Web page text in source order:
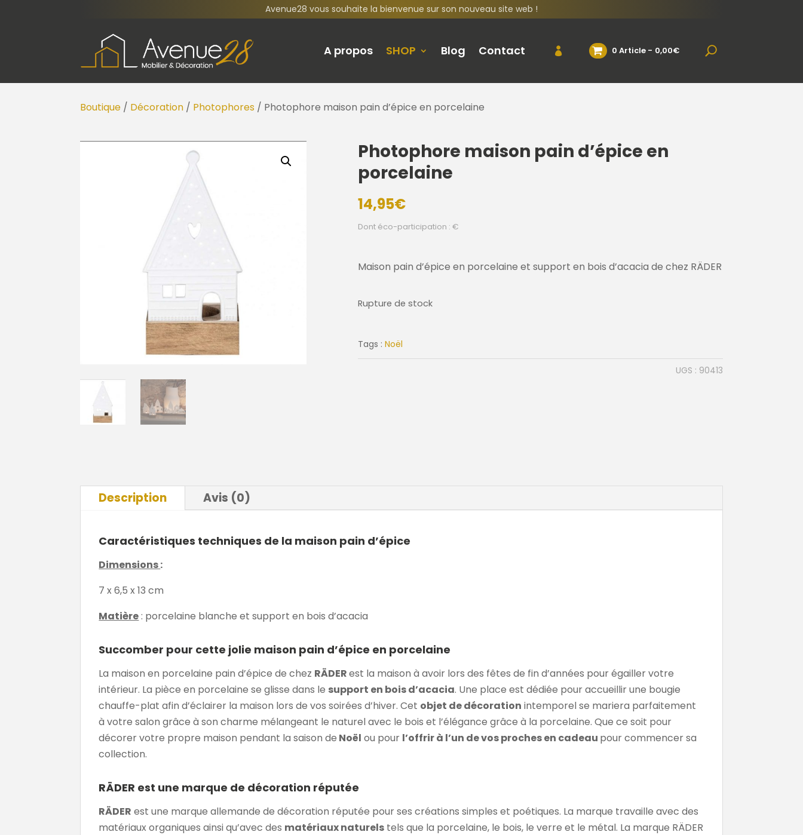
Avenue28 vous souhaite la bienvenue sur son nouveau site web !
A propos SHOP Blog Contact 0 Article 0,00€
Boutique / Décoration / Photophores / Photophore maison pain d’épice en porcelaine
Photophore maison pain d’épice en
porcelaine
14,95€
Dont éco-participation : €
Maison pain d’épice en porcelaine et support en bois d’acacia de chez RÄDER
Rupture de stock
Tags : Noël
UGS : 90413
Description Avis (0)
Caractéristiques techniques de la maison pain d’épice
Dimensions:
7 x 6,5 x 13 cm
Matière: porcelaine blanche et support en bois d’acacia
Succomber pour cette jolie maison pain d’épice en porcelaine
La maison en porcelaine pain d’épice de chez RÄDERest la maison à avoir lors des fêtes de fin d’années pour égailler votre
intérieur. La pièce en porcelaine se glisse dans le support en bois d’acacia. Une place est dédiée pour accueillir une bougie
chauffe-plat afin d’éclairer la maison lors de vos soirées d’hiver. Cet objet de décoration intemporel se mariera parfaitement
à votre salon grâce à son charme mélangeant le naturel avec le bois et l’élégance grâce à la porcelaine. Que ce soit pour
décorer votre propre maison pendant la saison de Noël ou pour l’offrir à l’un de vos proches en cadeau pour commencer sa
collection.
RÄDER est une marque de décoration réputée
RÄDER est une marque allemande de décoration réputée pour ses créations simples et poétiques. La marque travaille avec des
matériaux organiques ainsi qu’avec des matériaux naturels tels que la porcelaine, le bois, le verre et le métal. La marque RÄDER